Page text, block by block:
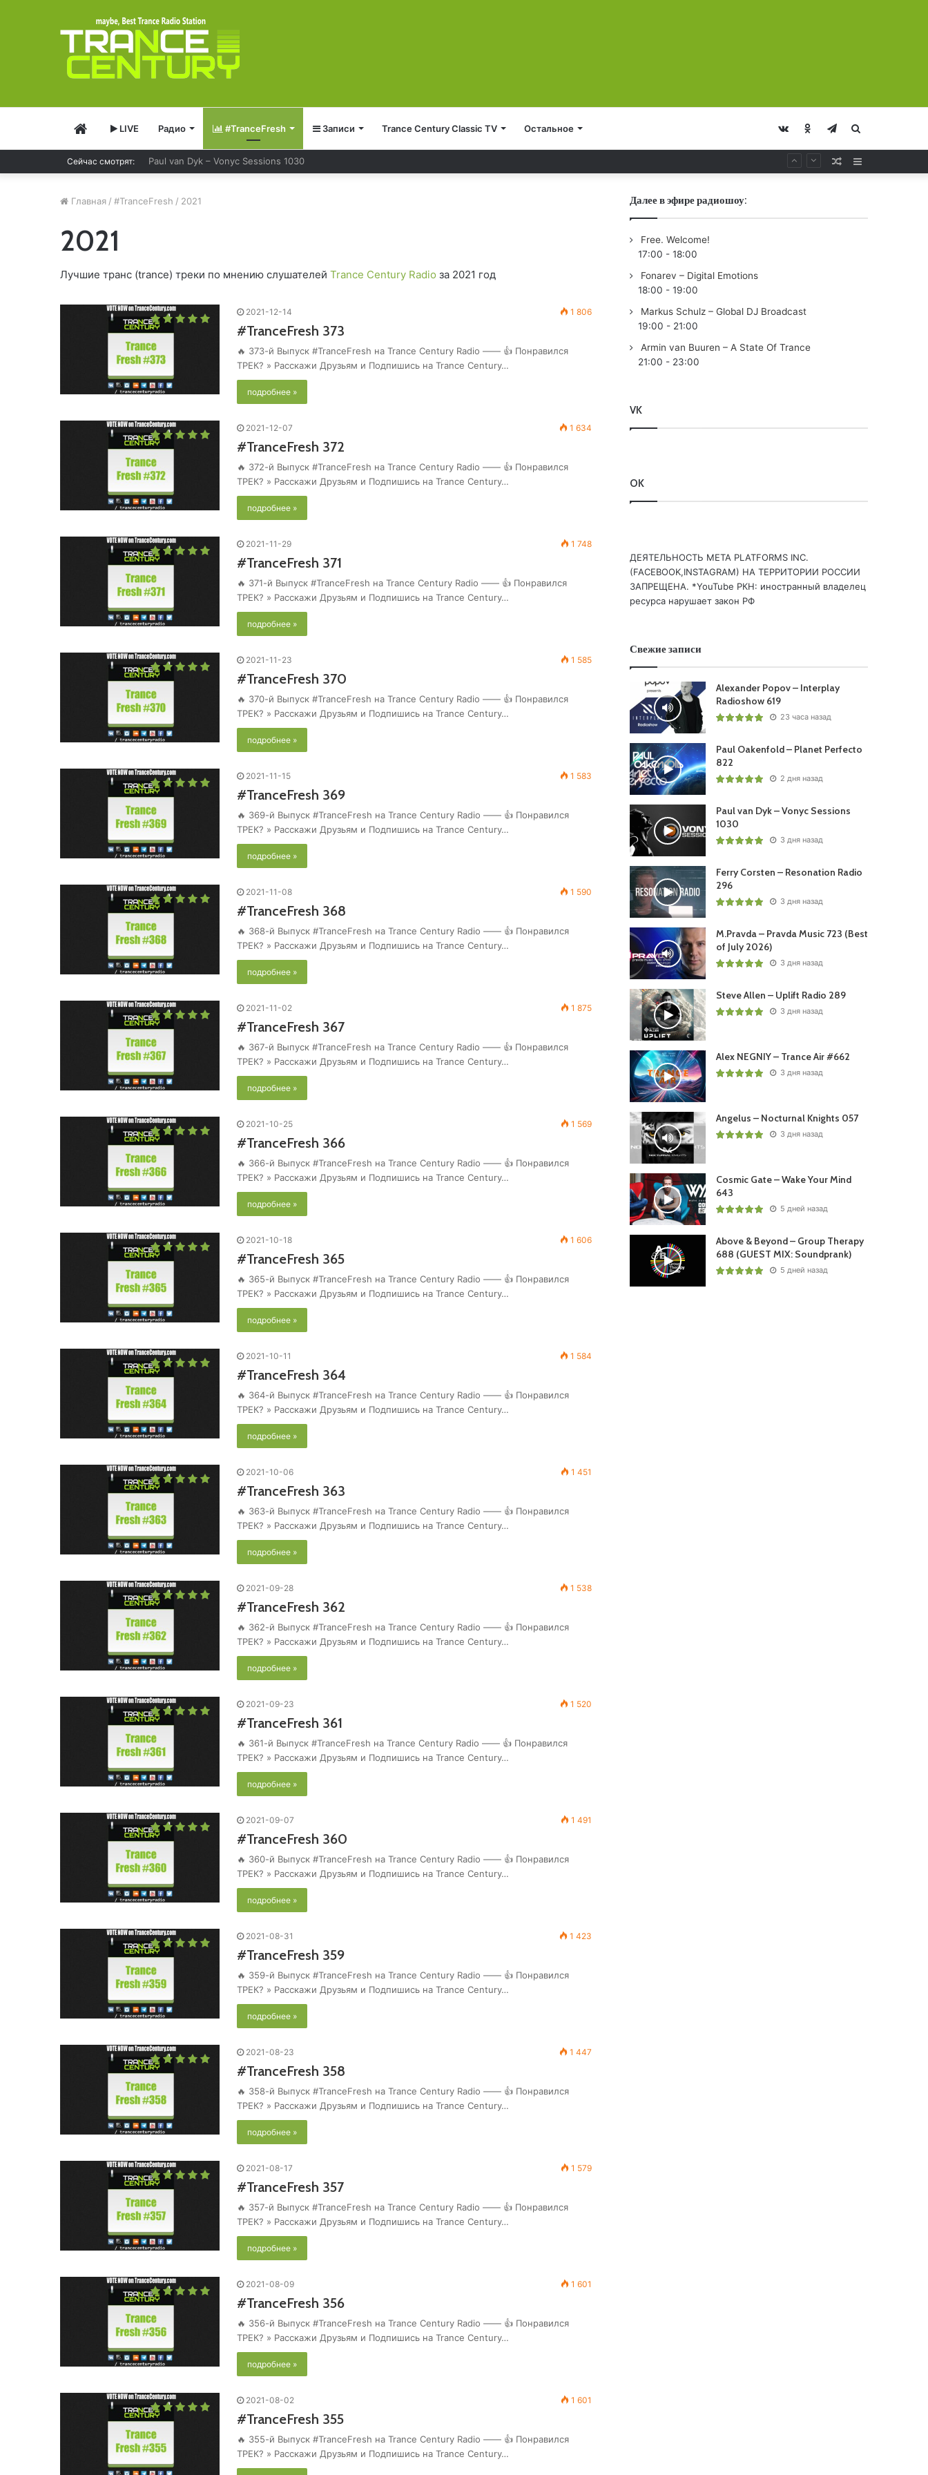
ГлавнаяLIVE Радио #TranceFresh Записи Trance Century Classic TV Остальное Telegram
Odnoklassniki
vk.com
Сейчас смотрят:
Paul van Dyk – Vonyc Sessions 1030
Случайная
Главная / #TranceFresh / 2021
2021
Лучшие транс (trance) треки по мнению слушателей Trance Century Radio за 2021 год
2021-12-14 1 806
#TranceFresh 373
🔥 373-й Выпуск #TranceFresh на Trance Century Radio —— 👍 Понравился
ТРЕК? » Расскажи Друзьям и Подпишись на Trance Century…
подробнее »
2021-12-07 1 634
#TranceFresh 372
🔥 372-й Выпуск #TranceFresh на Trance Century Radio —— 👍 Понравился
ТРЕК? » Расскажи Друзьям и Подпишись на Trance Century…
подробнее »
2021-11-29 1 748
#TranceFresh 371
🔥 371-й Выпуск #TranceFresh на Trance Century Radio —— 👍 Понравился
ТРЕК? » Расскажи Друзьям и Подпишись на Trance Century…
подробнее »
2021-11-23 1 585
#TranceFresh 370
🔥 370-й Выпуск #TranceFresh на Trance Century Radio —— 👍 Понравился
ТРЕК? » Расскажи Друзьям и Подпишись на Trance Century…
подробнее »
2021-11-15 1 583
#TranceFresh 369
🔥 369-й Выпуск #TranceFresh на Trance Century Radio —— 👍 Понравился
ТРЕК? » Расскажи Друзьям и Подпишись на Trance Century…
подробнее »
2021-11-08 1 590
#TranceFresh 368
🔥 368-й Выпуск #TranceFresh на Trance Century Radio —— 👍 Понравился
ТРЕК? » Расскажи Друзьям и Подпишись на Trance Century…
подробнее »
2021-11-02 1 875
#TranceFresh 367
🔥 367-й Выпуск #TranceFresh на Trance Century Radio —— 👍 Понравился
ТРЕК? » Расскажи Друзьям и Подпишись на Trance Century…
подробнее »
2021-10-25 1 569
#TranceFresh 366
🔥 366-й Выпуск #TranceFresh на Trance Century Radio —— 👍 Понравился
ТРЕК? » Расскажи Друзьям и Подпишись на Trance Century…
подробнее »
2021-10-18 1 606
#TranceFresh 365
🔥 365-й Выпуск #TranceFresh на Trance Century Radio —— 👍 Понравился
ТРЕК? » Расскажи Друзьям и Подпишись на Trance Century…
подробнее »
2021-10-11 1 584
#TranceFresh 364
🔥 364-й Выпуск #TranceFresh на Trance Century Radio —— 👍 Понравился
ТРЕК? » Расскажи Друзьям и Подпишись на Trance Century…
подробнее »
2021-10-06 1 451
#TranceFresh 363
🔥 363-й Выпуск #TranceFresh на Trance Century Radio —— 👍 Понравился
ТРЕК? » Расскажи Друзьям и Подпишись на Trance Century…
подробнее »
2021-09-28 1 538
#TranceFresh 362
🔥 362-й Выпуск #TranceFresh на Trance Century Radio —— 👍 Понравился
ТРЕК? » Расскажи Друзьям и Подпишись на Trance Century…
подробнее »
2021-09-23 1 520
#TranceFresh 361
🔥 361-й Выпуск #TranceFresh на Trance Century Radio —— 👍 Понравился
ТРЕК? » Расскажи Друзьям и Подпишись на Trance Century…
подробнее »
2021-09-07 1 491
#TranceFresh 360
🔥 360-й Выпуск #TranceFresh на Trance Century Radio —— 👍 Понравился
ТРЕК? » Расскажи Друзьям и Подпишись на Trance Century…
подробнее »
2021-08-31 1 423
#TranceFresh 359
🔥 359-й Выпуск #TranceFresh на Trance Century Radio —— 👍 Понравился
ТРЕК? » Расскажи Друзьям и Подпишись на Trance Century…
подробнее »
2021-08-23 1 447
#TranceFresh 358
🔥 358-й Выпуск #TranceFresh на Trance Century Radio —— 👍 Понравился
ТРЕК? » Расскажи Друзьям и Подпишись на Trance Century…
подробнее »
2021-08-17 1 579
#TranceFresh 357
🔥 357-й Выпуск #TranceFresh на Trance Century Radio —— 👍 Понравился
ТРЕК? » Расскажи Друзьям и Подпишись на Trance Century…
подробнее »
2021-08-09 1 601
#TranceFresh 356
🔥 356-й Выпуск #TranceFresh на Trance Century Radio —— 👍 Понравился
ТРЕК? » Расскажи Друзьям и Подпишись на Trance Century…
подробнее »
2021-08-02 1 601
#TranceFresh 355
🔥 355-й Выпуск #TranceFresh на Trance Century Radio —— 👍 Понравился
ТРЕК? » Расскажи Друзьям и Подпишись на Trance Century…
Далее в эфире радиошоу:
Free. Welcome!
17:00 -18:00
Fonarev – Digital Emotions
18:00 -19:00
Markus Schulz – Global DJ Broadcast
19:00 - 21:00
Armin van Buuren – A State Of Trance
21:00 - 23:00
VK
OK
ДЕЯТЕЛЬНОСТЬ МЕТА PLATFORMS INC.
(FACEBOOK,INSTAGRAM) НА ТЕРРИТОРИИ РОССИИ
ЗАПРЕЩЕНА. *YouTube РКН: иностранный владелец
ресурса нарушает закон РФ
Свежие записи
Alexander Popov – Interplay
Radioshow 619
23 часа назад
Paul Oakenfold – Planet Perfecto
822
2 дня назад
Paul van Dyk – Vonyc Sessions
1030
3 дня назад
Ferry Corsten – Resonation Radio
296
3 дня назад
M.Pravda – Pravda Music 723 (Best
of July 2026)
3 дня назад
Steve Allen – Uplift Radio 289
3 дня назад
Alex NEGNIY – Trance Air #662
3 дня назад
Angelus – Nocturnal Knights 057
3 дня назад
Cosmic Gate – Wake Your Mind
643
5 дней назад
Above & Beyond – Group Therapy
688 (GUEST MIX: Soundprank)
5 дней назад